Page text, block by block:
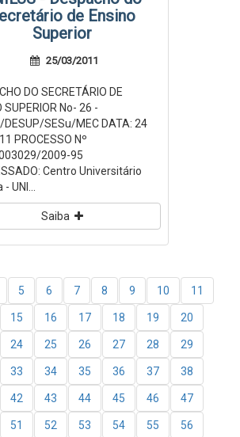
de Ensino
Superior
25/03/2011
DO SECRETÁRIO DE
SUPERIOR No- 26 -
DESUP/SESu/MEC DATA: 24
PROCESSO Nº
2009-95
Centro Universitário
- UNI...
Saiba
5 6 7 8 9 10 11
15 16 17 18 19 20
24 25 26 27 28 29
33 34 35 36 37 38
42 43 44 45 46 47
51 52 53 54 55 56